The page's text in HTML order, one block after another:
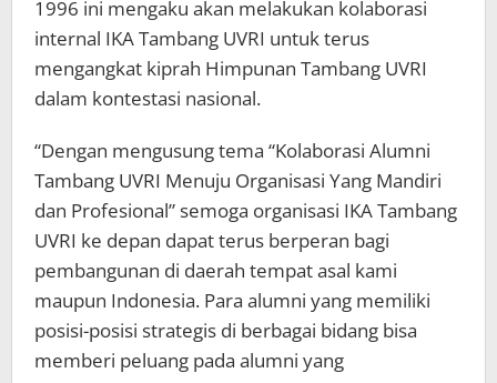
1996 ini mengaku akan melakukan kolaborasi
internal IKA Tambang UVRI untuk terus
mengangkat kiprah Himpunan Tambang UVRI
dalam kontestasi nasional.
“Dengan mengusung tema “Kolaborasi Alumni
Tambang UVRI Menuju Organisasi Yang Mandiri
dan Profesional” semoga organisasi IKA Tambang
UVRI ke depan dapat terus berperan bagi
pembangunan di daerah tempat asal kami
maupun Indonesia. Para alumni yang memiliki
posisi-posisi strategis di berbagai bidang bisa
memberi peluang pada alumni yang